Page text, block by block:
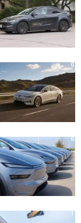
0
0
1